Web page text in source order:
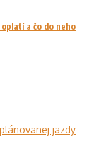
a čo do neho